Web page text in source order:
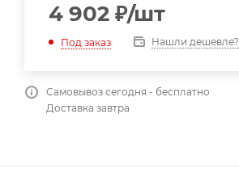
4 902 ₽/шт
Под заказ Нашли дешевле?
Самовывоз сегодня - бесплатно
Доставка завтра